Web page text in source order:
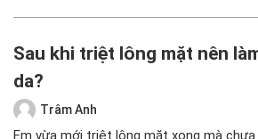
Sau khi triệt lông mặt nên
da?
Trâm Anh
Em vừa mới triệt lông mặt xong mà